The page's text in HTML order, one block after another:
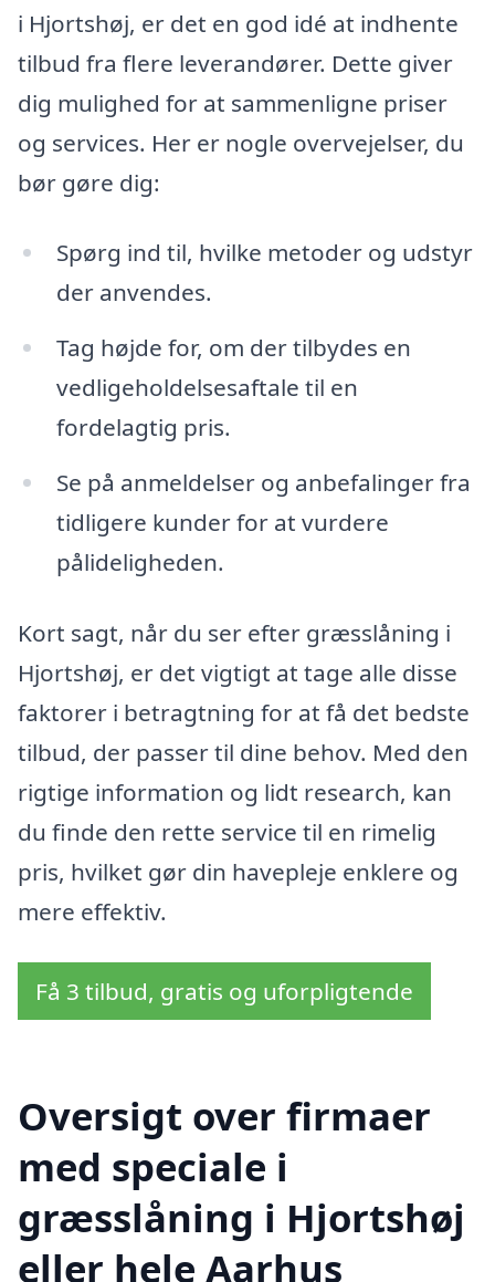
i Hjortshøj, er det en god idé at indhente
tilbud fra flere leverandører. Dette giver
dig mulighed for at sammenligne priser
og services. Her er nogle overvejelser, du
bør gøre dig:
Spørg ind til, hvilke metoder og udstyr
der anvendes.
Tag højde for, om der tilbydes en
vedligeholdelsesaftale til en
fordelagtig pris.
Se på anmeldelser og anbefalinger fra
tidligere kunder for at vurdere
pålideligheden.
Kort sagt, når du ser efter græsslåning i
Hjortshøj, er det vigtigt at tage alle disse
faktorer i betragtning for at få det bedste
tilbud, der passer til dine behov. Med den
rigtige information og lidt research, kan
du finde den rette service til en rimelig
pris, hvilket gør din havepleje enklere og
mere effektiv.
Få 3 tilbud, gratis og uforpligtende
Oversigt over firmaer
med speciale i
græsslåning i Hjortshøj
eller hele Aarhus